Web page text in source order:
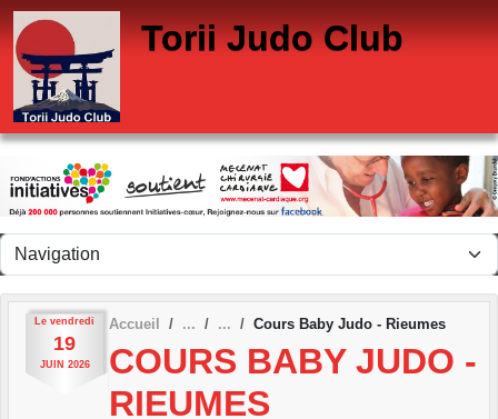
Torii Judo Club
Le vendredi
19
JUIN 2026
Accueil Cours Baby Judo - Rieumes
COURS BABY JUDO -
RIEUMES
Panneau de gestion des cookies